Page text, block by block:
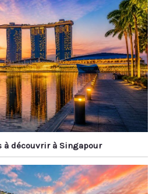
découvrir à Singapour